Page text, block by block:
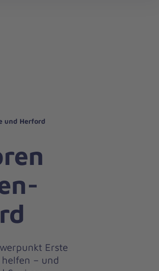
und Herford
Erste
– und